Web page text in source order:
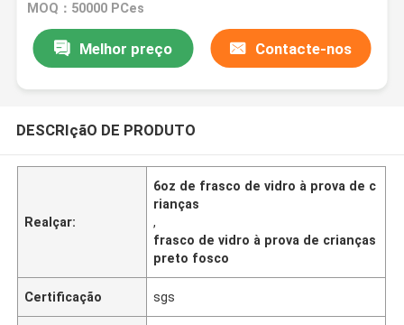
MOQ：50000 PCes
Melhor preço Contacte-nos
DESCRIçãO DE PRODUTO
Realçar:
6oz de frasco de vidro à prova de c
rianças
,
frasco de vidro à prova de crianças
preto fosco
Certificação sgs